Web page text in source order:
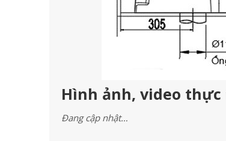
Hình ảnh, video thực
Đang cập nhật…